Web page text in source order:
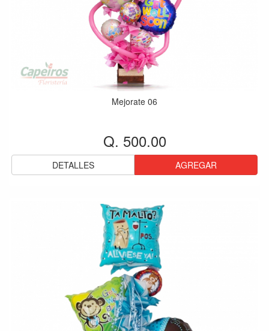
Mejorate 06
Q. 500.00
DETALLES AGREGAR